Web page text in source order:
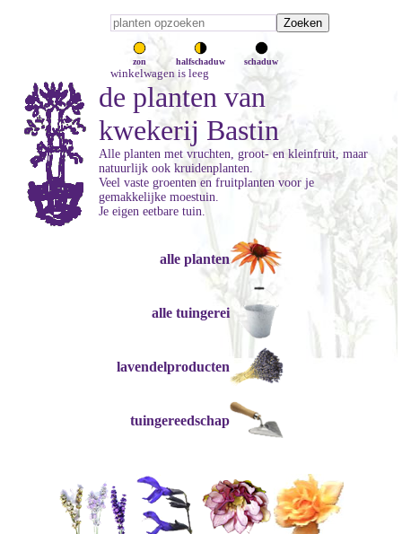
zon halfschaduw schaduw
winkelwagen is leeg
de planten van
kwekerij Bastin
Alle planten met vruchten, groot- en kleinfruit, maar
natuurlijk ook kruidenplanten.
Veel vaste groenten en fruitplanten voor je
gemakkelijke moestuin.
Je eigen eetbare tuin.
alle planten
alle tuingerei
lavendelproducten
tuingereedschap